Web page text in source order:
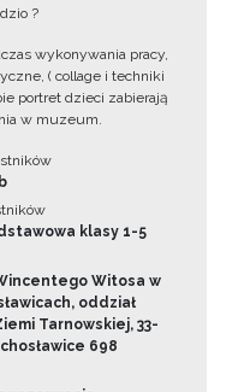
?
wykonywania pracy,
( collage i techniki
portret dzieci zabierają
w muzeum.
klasy 1-5
Witosa w
oddział
Tarnowskiej, 33-
698